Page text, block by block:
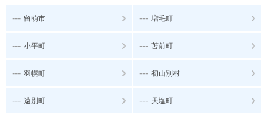
--- 留萌市 --- 増毛町
--- 小平町 --- 苫前町
--- 羽幌町 --- 初山別村
--- 遠別町 --- 天塩町